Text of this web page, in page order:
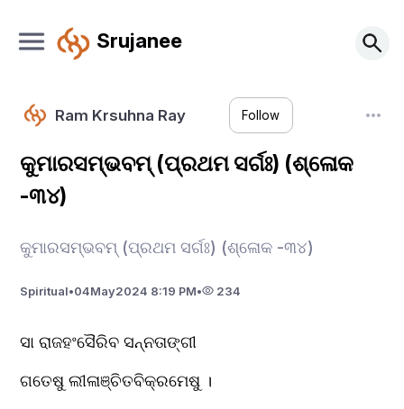
Srujanee
Ram Krsuhna Ray Follow
କୁମାରସମ୍ଭବମ୍ (ପ୍ରଥମ ସର୍ଗଃ) (ଶ୍ଳୋକ
-୩୪)
କୁମାରସମ୍ଭବମ୍ (ପ୍ରଥମ ସର୍ଗଃ) (ଶ୍ଳୋକ -୩୪)
Spiritual•04May2024 8:19 PM• 234
ସା ରାଜହଂସୈରିବ ସନ୍ନତାଙ୍ଗୀ
ଗତେଷୁ ଲୀଳାଞ୍ଚିତବିକ୍ରମେଷୁ ।